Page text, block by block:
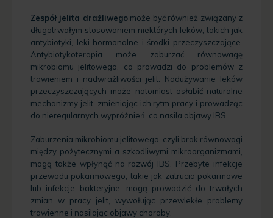
Zespół jelita drażliwegomoże być również związany z
długotrwałym stosowaniem niektórych leków, takich jak
antybiotyki, leki hormonalne i środki przeczyszczające.
Antybiotykoterapia może zaburzać równowagę
mikrobiomu jelitowego, co prowadzi do problemów z
trawieniem i nadwrażliwości jelit. Nadużywanie leków
przeczyszczających może natomiast osłabić naturalne
mechanizmy jelit, zmieniając ich rytm pracy i prowadząc
do nieregularnych wypróżnień, co nasila objawy IBS.
Zaburzenia mikrobiomu jelitowego, czyli brak równowagi
między pożytecznymi a szkodliwymi mikroorganizmami,
mogą także wpłynąć na rozwój IBS. Przebyte infekcje
przewodu pokarmowego, takie jak zatrucia pokarmowe
lub infekcje bakteryjne, mogą prowadzić do trwałych
zmian w pracy jelit, wywołując przewlekłe problemy
trawienne i nasilając objawy choroby.